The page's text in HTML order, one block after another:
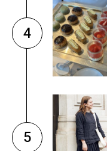
4
5